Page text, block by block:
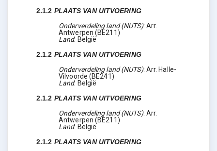
2.1.2 PLAATS VAN UITVOERING
Onderverdeling land (NUTS): Arr.
Antwerpen (BE211)
Land: België
2.1.2 PLAATS VAN UITVOERING
Onderverdeling land (NUTS): Arr. Halle-
Vilvoorde (BE241)
Land: België
2.1.2 PLAATS VAN UITVOERING
Onderverdeling land (NUTS): Arr.
Antwerpen (BE211)
Land: België
2.1.2 PLAATS VAN UITVOERING